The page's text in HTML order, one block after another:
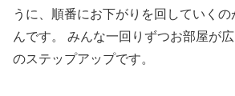
うに、順番にお下がりを回していく
んです。 みんな一回りずつお部屋が
のステップアップです。